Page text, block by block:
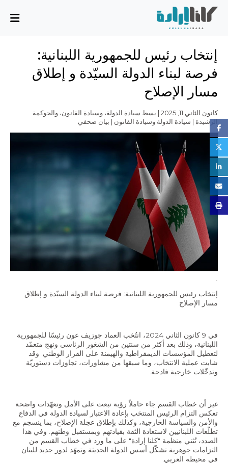
من نحن
المهمة والمخطط
مجلس الإدارة
الفريق التنفيذي
القضايا
تقرير الأنشطة
أسئلة شائعة
القضايا
بسط سيادة الدولة، وسيادة القانون، والحوكمة الرشيدة
الاقتصاد والمالية العامة
النفط والغاز
استقلالية القضاء وشفافيته
الصحافة و الإعلام
في الأخبار
الملفات الصحفية
إتصل بنا
إنتخاب رئيس للجمهورية اللبنانية:
فرصة لبناء الدولة السيّدة و إطلاق
مسار الإصلاح
كانون الثاني 11, 2025 | بسط سيادة الدولة، وسيادة القانون، والحوكمة
الرشيدة | سيادة الدولة وسيادة القانون | بيان صحفي
إنتخاب رئيس للجمهورية اللبنانية: فرصة لبناء الدولة السيّدة و إطلاق
مسار الإصلاح
في 9 كانون الثاني 2024، انتُخب العماد جوزيف عون رئيسًا للجمهورية
اللبنانية، وذلك بعد أكثر من سنتين من الشغور الرئاسي ونهج متعمّد
لتعطيل المؤسسات الديمقراطية والهيمنة على القرار الوطني. وقد
شابت عملية الانتخاب، وما سبقها من مشاورات، تجاوزات دستوريّة
وتدخّلات خارجية فادحة.
غير أن خطاب القسم جاء حاملاً رؤية تبعث على الأمل وتعهّدات واضحة
تعكس التزام الرئيس المنتخب بإعادة الاعتبار لسيادة الدولة في الدفاع
والأمن والسياسة الخارجية، وكذلك بإطلاق عجلة الإصلاح، بما ينسجم مع
تطلّعات اللبنانيين لاستعادة الثقة بقيادتهم وبمستقبل وطنهم. وفي هذا
الصدد، تُثني منظمة "كلنا إرادة" على ما ورد في خطاب القسم من
التزامات جوهرية تشكّل أسس الدولة الحديثة وتمهّد لدور جديد للبنان
في محيطه العربي.